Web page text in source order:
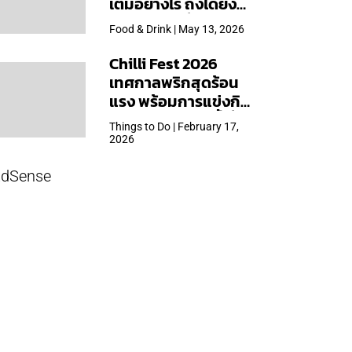
ใหญ่สุดเท่าที่เคยจัดมา
Food & Drink | May 13, 2026
Chilli Fest 2026
เทศกาลพริกสุดร้อน
แรง พร้อมการแข่งกิน
พริก จัด 28 มี.ค.นี้ ที่โรง
แรมคิมป์ตัน มาลัยฯ
Things to Do | February 17,
2026